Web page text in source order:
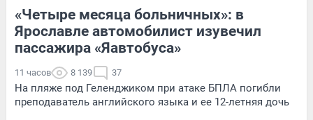
«Четыре месяца больничных»: в
Ярославле автомобилист изувечил
пассажира «Яавтобуса»
11 часов 8 139 37
На пляже под Геленджиком при атаке БПЛА погибли
преподаватель английского языка и ее 12-летняя дочь